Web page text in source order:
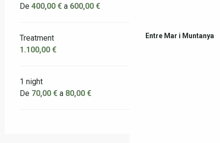
Entre Mar i Muntanya
De 400,00 € a 600,00 €
Treatment
1.100,00 €
1 night
De 70,00 € a 80,00 €